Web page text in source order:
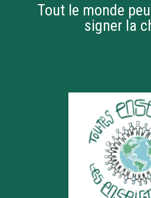
Tout le monde
signer la